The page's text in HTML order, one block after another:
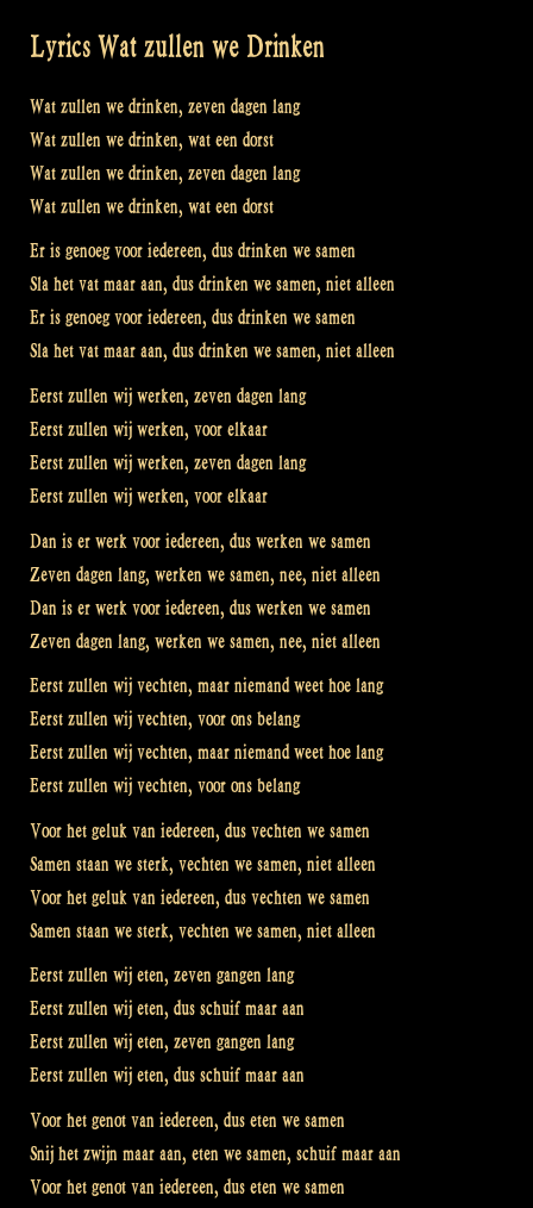
Lyrics Wat zullen we Drinken
Wat zullen we drinken, zeven dagen lang
Wat zullen we drinken, wat een dorst
Wat zullen we drinken, zeven dagen lang
Wat zullen we drinken, wat een dorst
Er is genoeg voor iedereen, dus drinken we samen
Sla het vat maar aan, dus drinken we samen, niet alleen
Er is genoeg voor iedereen, dus drinken we samen
Sla het vat maar aan, dus drinken we samen, niet alleen
Eerst zullen wij werken, zeven dagen lang
Eerst zullen wij werken, voor elkaar
Eerst zullen wij werken, zeven dagen lang
Eerst zullen wij werken, voor elkaar
Dan is er werk voor iedereen, dus werken we samen
Zeven dagen lang, werken we samen, nee, niet alleen
Dan is er werk voor iedereen, dus werken we samen
Zeven dagen lang, werken we samen, nee, niet alleen
Eerst zullen wij vechten, maar niemand weet hoe lang
Eerst zullen wij vechten, voor ons belang
Eerst zullen wij vechten, maar niemand weet hoe lang
Eerst zullen wij vechten, voor ons belang
Voor het geluk van iedereen, dus vechten we samen
Samen staan we sterk, vechten we samen, niet alleen
Voor het geluk van iedereen, dus vechten we samen
Samen staan we sterk, vechten we samen, niet alleen
Eerst zullen wij eten, zeven gangen lang
Eerst zullen wij eten, dus schuif maar aan
Eerst zullen wij eten, zeven gangen lang
Eerst zullen wij eten, dus schuif maar aan
Voor het genot van iedereen, dus eten we samen
Snij het zwijn maar aan, eten we samen, schuif maar aan
Voor het genot van iedereen, dus eten we samen